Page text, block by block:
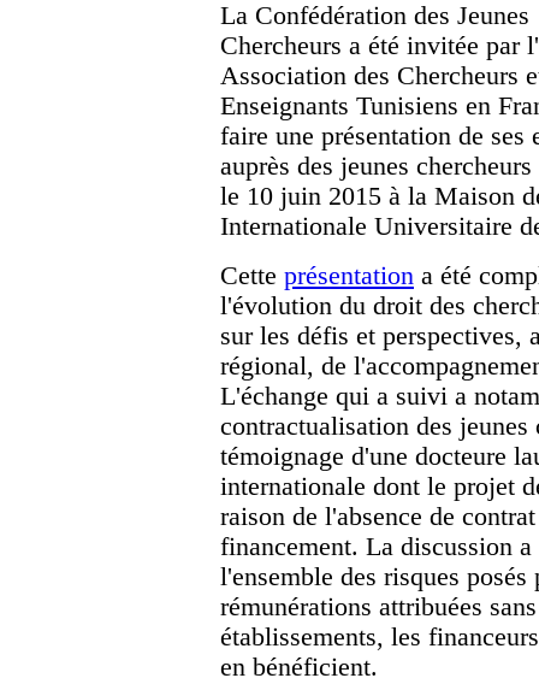
La Confédération des Jeunes
Chercheurs a été invitée par l'
Association des Chercheurs
Enseignants Tunisiens en
faire une présentation de ses
auprès des jeunes
le 10 juin 2015 à la Maison
Internationale Universitaire
Cette présentation a été
l'évolution du droit des
sur les défis et perspectives,
régional, de
L'échange qui a suivi a
contractualisation des jeunes
témoignage d'une docteure
internationale dont le projet
raison de l'absence de
financement. La discussion
l'ensemble des risques
rémunérations attribuées
établissements, les
en bénéficient.